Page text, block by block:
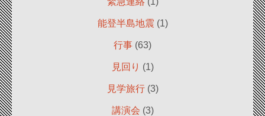
能登半島地震 (1)
行事 (63)
見回り (1)
見学旅行(3)
講演会 (3)